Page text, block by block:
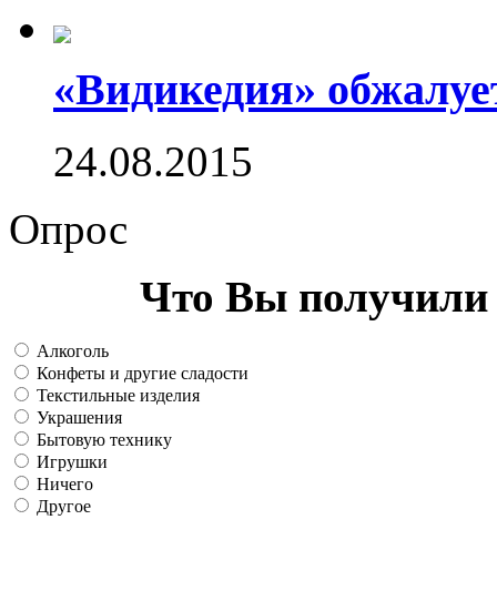
«Видикедия»
24.08.2015
Опрос
Что Вы получили
Алкоголь
Конфеты и другие сладости
Текстильные изделия
Украшения
Бытовую технику
Игрушки
Ничего
Другое